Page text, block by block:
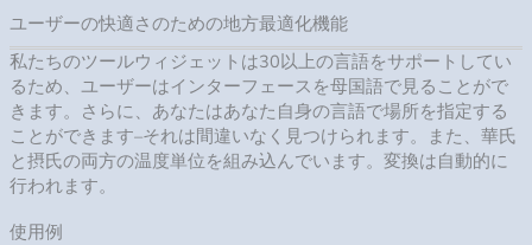
ユーザーの快適さのための地方最適化機能
私たちのツールウィジェットは30以上の言語をサポートしてい
るため、ユーザーはインターフェースを母国語で見ることがで
きます。さらに、あなたはあなた自身の言語で場所を指定する
ことができます–それは間違いなく見つけられます。また、華氏
と摂氏の両方の温度単位を組み込んでいます。変換は自動的に
行われます。
使用例